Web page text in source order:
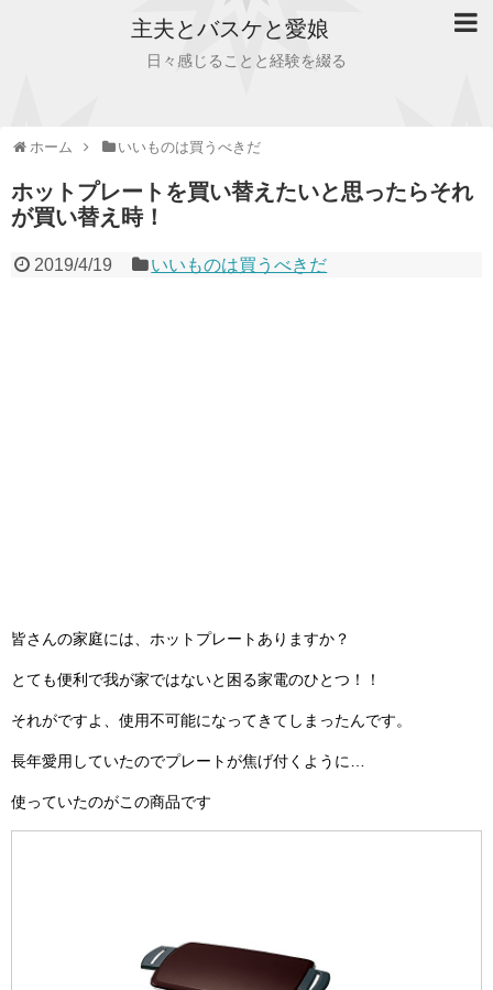
主夫とバスケと愛娘
日々感じることと経験を綴る
ホーム いいものは買うべきだ
ホットプレートを買い替えたいと思ったらそれ
が買い替え時！
2019/4/19 いいものは買うべきだ
皆さんの家庭には、ホットプレートありますか？
とても便利で我が家ではないと困る家電のひとつ！！
それがですよ、使用不可能になってきてしまったんです。
長年愛用していたのでプレートが焦げ付くように…
使っていたのがこの商品です